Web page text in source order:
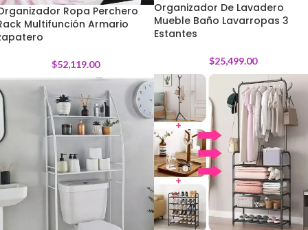
Organizador De Lavadero
Mueble Baño Lavarropas 3
Estantes
$25,499.00
Ropa Perchero
Multifunción Armario
$52,119.00